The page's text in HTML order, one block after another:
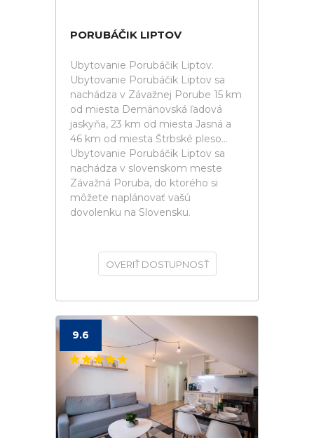
PORUBÁČIK LIPTOV
Ubytovanie Porubáčik Liptov.
Ubytovanie Porubáčik Liptov sa
nachádza v Závažnej Porube 15 km
od miesta Demänovská ľadová
jaskyňa, 23 km od miesta Jasná a
46 km od miesta Štrbské pleso...
Ubytovanie Porubáčik Liptov sa
nachádza v slovenskom meste
Závažná Poruba, do ktorého si
môžete naplánovať vašú
dovolenku na Slovensku.
OVERIŤ DOSTUPNOSŤ
9.6